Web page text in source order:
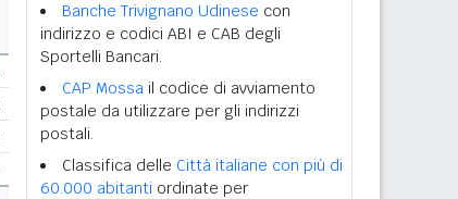
Banche Trivignano Udinese con
indirizzo e codici ABI e CAB degli
Sportelli Bancari.
CAP Mossa il codice di avviamento
postale da utilizzare per gli indirizzi
postali.
Classifica delle Città italiane con più di
60.000 abitanti ordinate per